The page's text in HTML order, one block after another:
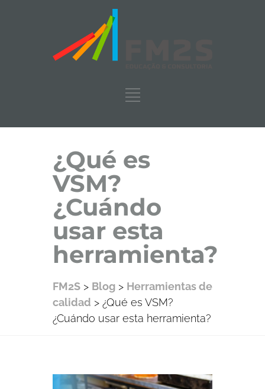
¿Qué es
VSM?
¿Cuándo
usar esta
herramienta?
FM2S > Blog > Herramientas de
calidad > ¿Qué es VSM?
¿Cuándo usar esta herramienta?